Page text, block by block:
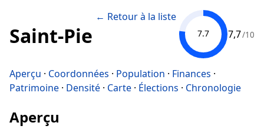
Saint-Pie
← Retour à la liste
7.7 7,7/10
Aperçu · Coordonnées · Population · Finances ·
Patrimoine · Densité · Carte · Élections · Chronologie
Aperçu